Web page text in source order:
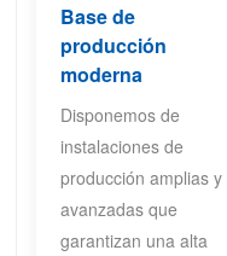
Base de
producción
moderna
Disponemos de
instalaciones de
producción amplias y
avanzadas que
garantizan una alta